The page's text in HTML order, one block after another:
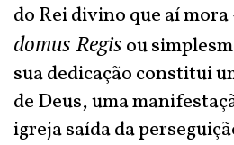
do Rei divino que aí mora
domus Regisou
sua dedicação constitui
de Deus, uma
igreja saída da